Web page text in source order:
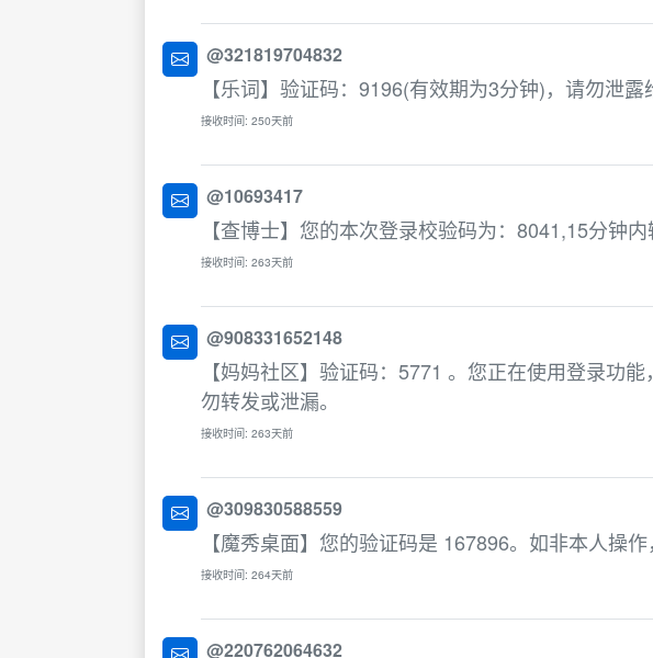
@321819704832
【乐词】验证码：9196(有效期为3分钟)，请勿泄
接收时间: 250天前
@10693417
【查博士】您的本次登录校验码为：8041,15分钟内
接收时间: 263天前
@908331652148
【妈妈社区】验证码：5771 。您正在使用登录功
勿转发或泄漏。
接收时间: 263天前
@309830588559
【魔秀桌面】您的验证码是 167896。如非本人操作
接收时间: 264天前
@220762064632